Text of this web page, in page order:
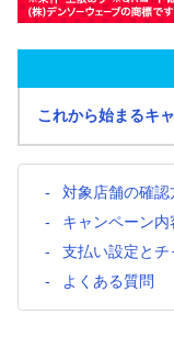
これから始まるキ
対象店舗の確認
キャンペーン内
支払い設定とチ
よくある質問